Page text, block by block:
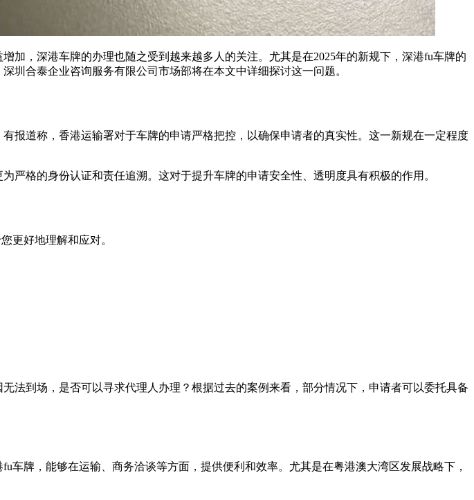
，深港车牌的办理也随之受到越来越多人的关注。尤其是在2025年的新规下，深港fu车牌的
圳合泰企业咨询服务有限公司市场部将在本文中详细探讨这一问题。
报道称，香港运输署对于车牌的申请严格把控，以确保申请者的真实性。这一新规在一定程度
格的身份认证和责任追溯。这对于提升车牌的申请安全性、透明度具有积极的作用。
更好地理解和应对。
法到场，是否可以寻求代理人办理？根据过去的案例来看，部分情况下，申请者可以委托具备
牌，能够在运输、商务洽谈等方面，提供便利和效率。尤其是在粤港澳大湾区发展战略下，